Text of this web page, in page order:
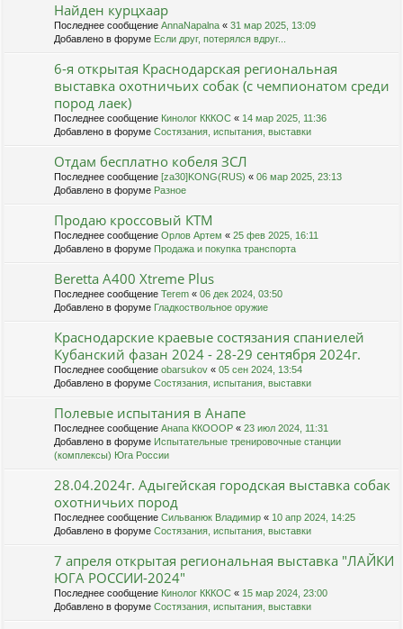
Найден курцхаар
Последнее сообщение AnnaNapalna « 31 мар 2025, 13:09
Добавлено в форуме Если друг, потерялся вдруг...
6-я открытая Краснодарская региональная
выставка охотничьих собак (с чемпионатом среди
пород лаек)
Последнее сообщение Кинолог КККОС « 14 мар 2025, 11:36
Добавлено в форуме Состязания, испытания, выставки
Отдам бесплатно кобеля ЗСЛ
Последнее сообщение [za30]KONG(RUS) « 06 мар 2025, 23:13
Добавлено в форуме Разное
Продаю кроссовый КТМ
Последнее сообщение Орлов Артем « 25 фев 2025, 16:11
Добавлено в форуме Продажа и покупка транспорта
Beretta A400 Xtreme Plus
Последнее сообщение Terem « 06 дек 2024, 03:50
Добавлено в форуме Гладкоствольное оружие
Краснодарские краевые состязания спаниелей
Кубанский фазан 2024 - 28-29 сентября 2024г.
Последнее сообщение obarsukov « 05 сен 2024, 13:54
Добавлено в форуме Состязания, испытания, выставки
Полевые испытания в Анапе
Последнее сообщение Анапа ККОООР « 23 июл 2024, 11:31
Добавлено в форуме Испытательные тренировочные станции
(комплексы) Юга России
28.04.2024г. Адыгейская городская выставка собак
охотничьих пород
Последнее сообщение Сильванюк Владимир « 10 апр 2024, 14:25
Добавлено в форуме Состязания, испытания, выставки
7 апреля открытая региональная выставка "ЛАЙКИ
ЮГА РОССИИ-2024"
Последнее сообщение Кинолог КККОС « 15 мар 2024, 23:00
Добавлено в форуме Состязания, испытания, выставки